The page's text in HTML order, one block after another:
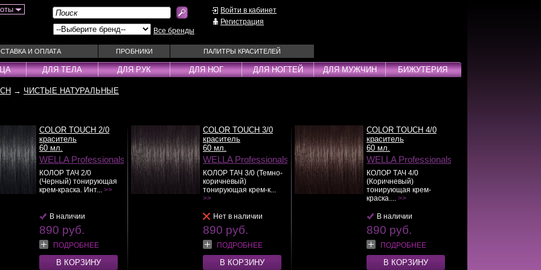
Все бренды
Войти в кабинет
Регистрация
И ОПЛАТА ПРОБНИКИ ПАЛИТРЫ КРАСИТЕЛЕЙ
Несмываемые уходы
Оттеночные уходы
Парфюм
Паста
Пилинг
Спрей
Стайлеры
Сыворотки
Тонирующие средства
Укладка / Стайлинг
Эликсиры
ДЛЯ ТЕЛА ДЛЯ РУК ДЛЯ НОГ ДЛЯ НОГТЕЙ ДЛЯ МУЖЧИН БИЖУТЕРИЯ
→ ЧИСТЫЕ НАТУРАЛЬНЫЕ
COLOR TOUCH 2/0
краситель
60 мл.
WELLA Professionals
КОЛОР ТАЧ 2/0
(Черный) тонирующая
крем-краска. Инт... >>
В наличии
890 руб.
ПОДРОБНЕЕ
В КОРЗИНУ
COLOR TOUCH 3/0
краситель
60 мл.
WELLA Professionals
КОЛОР ТАЧ 3/0 (Темно-
коричневый)
тонирующая крем-к...
>>
Нет в наличии
890 руб.
ПОДРОБНЕЕ
В КОРЗИНУ
COLOR TOUCH 4/0
краситель
60 мл.
WELLA Professionals
КОЛОР ТАЧ 4/0
(Коричневый)
тонирующая крем-
краска.... >>
В наличии
890 руб.
ПОДРОБНЕЕ
В КОРЗИНУ